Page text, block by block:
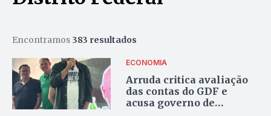
Encontramos 383 resultados
ECONOMIA
Arruda critica avaliação
das contas do GDF e
acusa governo de